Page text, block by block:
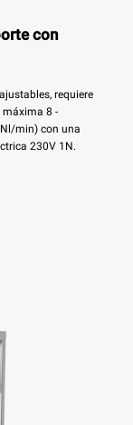
con
requiere
máxima 8 -
min) con una
230V 1N.